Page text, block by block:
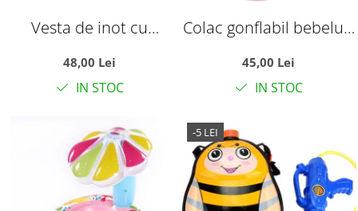
Vesta de inot cu
ridicata, Unicorn roz
48,00 Lei
IN STOC
Colac gonflabil bebelusi
Float, sustinere tip
chilotel, 12-36 luni, roz
45,00 Lei
IN STOC
-5 LEI